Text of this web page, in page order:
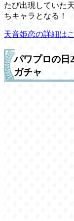
たび出現していた
ちキャラとなる！
天音姫恋の詳細は
パワプロの日
ガチャ